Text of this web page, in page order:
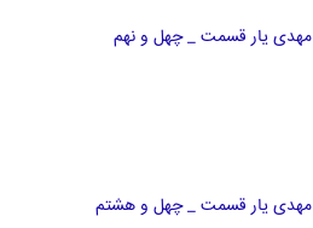
مهدی یار قسمت _ چهل و نهم
مهدی یار قسمت _ چهل و هشتم